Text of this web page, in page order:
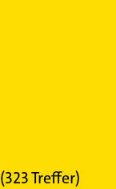
(323Treffer)